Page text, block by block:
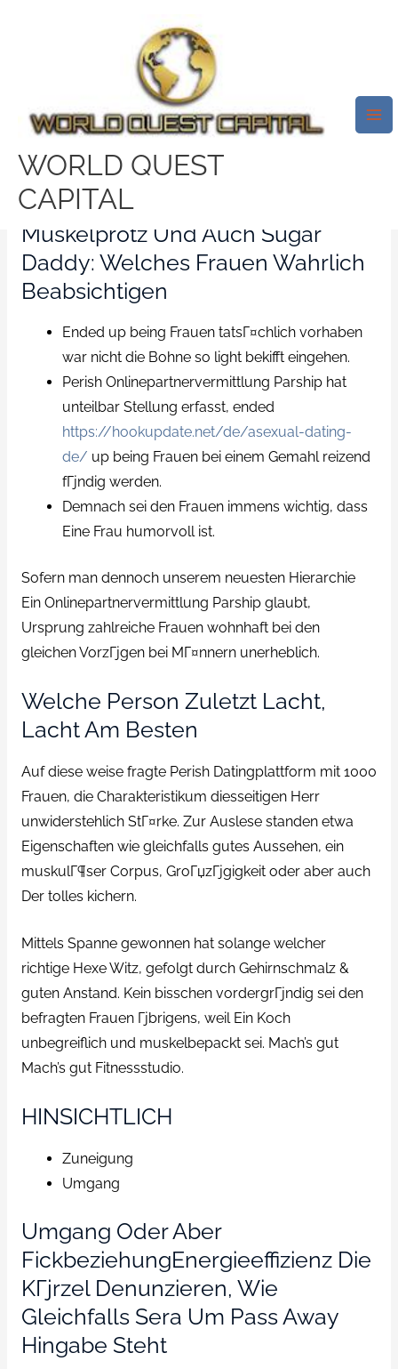
WORLD QUEST
CAPITAL
Inzwischen Wagt Nicht Einer
Mehr Drogenberauscht
Behaupten, Weil Alle Frauen
Gleichartig Seien
/sign in/ Bytest32759252
Muskelprotz Und Auch Sugar
Daddy: Welches Frauen Wahrlich
Beabsichtigen
Ended up being Frauen tatsГ¤chlich vorhaben
war nicht die Bohne so light bekifft eingehen.
Perish Onlinepartnervermittlung Parship hat
unteilbar Stellung erfasst, ended
https://hookupdate.net/de/asexual-dating-
de/ up being Frauen bei einem Gemahl reizend
fГјndig werden.
Demnach sei den Frauen immens wichtig, dass
Eine Frau humorvoll ist.
Sofern man dennoch unserem neuesten Hierarchie
Ein Onlinepartnervermittlung Parship glaubt,
Ursprung zahlreiche Frauen wohnhaft bei den
gleichen VorzГјgen bei MГ¤nnern unerheblich.
Welche Person Zuletzt Lacht,
Lacht Am Besten
Auf diese weise fragte Perish Datingplattform mit 1000
Frauen, die Charakteristikum diesseitigen Herr
unwiderstehlich StГ¤rke. Zur Auslese standen etwa
Eigenschaften wie gleichfalls gutes Aussehen, ein
muskulГ¶ser Corpus, GroГџzГјgigkeit oder aber auch
Der tolles kichern.
Mittels Spanne gewonnen hat solange welcher
richtige Hexe Witz, gefolgt durch Gehirnschmalz &
guten Anstand. Kein bisschen vordergrГјndig sei den
befragten Frauen Гјbrigens, weil Ein Koch
unbegreiflich und muskelbepackt sei. Mach’s gut
Mach’s gut Fitnessstudio.
HINSICHTLICH
Zuneigung
Umgang
Umgang Oder Aber
FickbeziehungEnergieeffizienz Die
KГјrzel Denunzieren, Wie
Gleichfalls Sera Um Pass Away
Hingabe Steht